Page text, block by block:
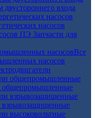
двустороннего входа
насосов
Запчасти для
Все
насосов
общепромышленные
взрывозащищенные